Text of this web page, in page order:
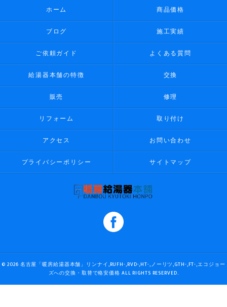
ホーム 商品価格
ブログ 施工実績
ご依頼ガイド よくある質問
給湯器本舗の特徴 交換
販売 修理
リフォーム 取り付け
アクセス お問い合わせ
プライバシーポリシー サイトマップ
© 2026 名古屋「暖房給湯器本舗」リンナイ,RUFH-,RVD-,HT-,ノーリツ,GTH-,FT-,エコジョー
ズへの交換・取替で格安価格 ALL RIGHTS RESERVED.